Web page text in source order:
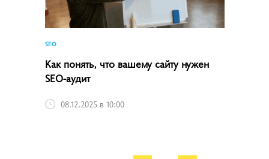
SEO
Как понять, что вашему сайту нужен
SEO-аудит
08.12.2025 в 10:00